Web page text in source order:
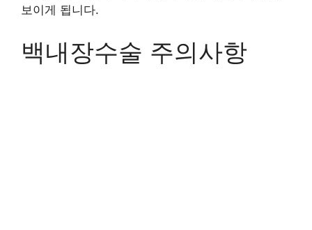
보이게 됩니다.
백내장수술 주의사항